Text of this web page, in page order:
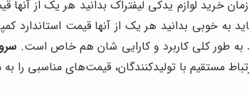
لوازم یدکی لیفتراک بدانید هر یک از آنها
بدانید هر یک از آنها قیمت استاندارد
به طور کلی کاربرد و کارایی شان هم خاص است.
مستقیم با تولیدکنندگان، قیمت‌های مناسبی را